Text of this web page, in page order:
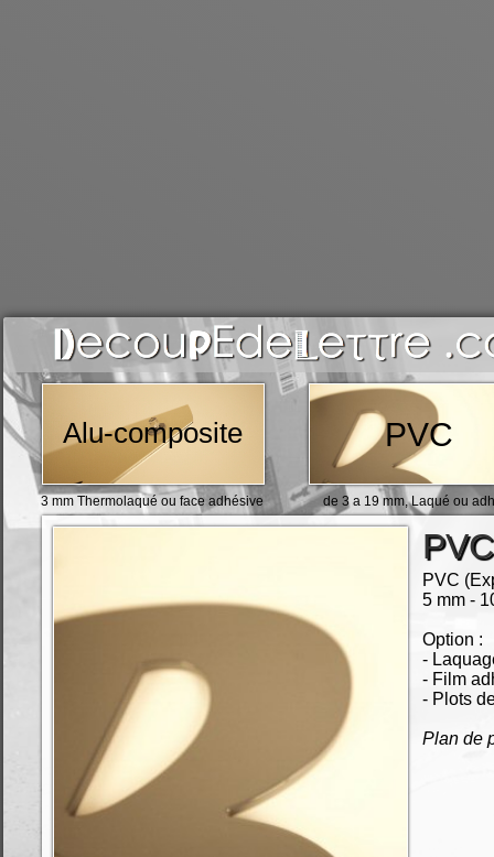
Alu-composite
3 mm Thermolaqué ou face adhésive
PVC
de 3 a 19 mm, Laqué ou
PVC
PVC
5 mm -
Option :
-
- Film
- Plots
Plan de